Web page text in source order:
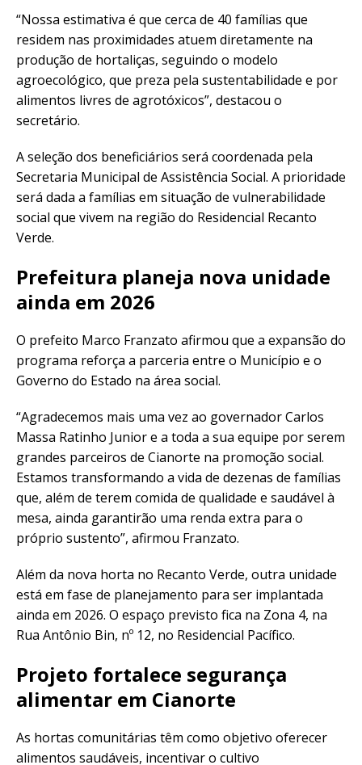
“Nossa estimativa é que cerca de 40 famílias que
residem nas proximidades atuem diretamente na
produção de hortaliças, seguindo o modelo
agroecológico, que preza pela sustentabilidade e por
alimentos livres de agrotóxicos”, destacou o
secretário.
A seleção dos beneficiários será coordenada pela
Secretaria Municipal de Assistência Social. A prioridade
será dada a famílias em situação de vulnerabilidade
social que vivem na região do Residencial Recanto
Verde.
Prefeitura planeja nova unidade
ainda em 2026
O prefeito Marco Franzato afirmou que a expansão do
programa reforça a parceria entre o Município e o
Governo do Estado na área social.
“Agradecemos mais uma vez ao governador Carlos
Massa Ratinho Junior e a toda a sua equipe por serem
grandes parceiros de Cianorte na promoção social.
Estamos transformando a vida de dezenas de famílias
que, além de terem comida de qualidade e saudável à
mesa, ainda garantirão uma renda extra para o
próprio sustento”, afirmou Franzato.
Além da nova horta no Recanto Verde, outra unidade
está em fase de planejamento para ser implantada
ainda em 2026. O espaço previsto fica na Zona 4, na
Rua Antônio Bin, nº 12, no Residencial Pacífico.
Projeto fortalece segurança
alimentar em Cianorte
As hortas comunitárias têm como objetivo oferecer
alimentos saudáveis, incentivar o cultivo